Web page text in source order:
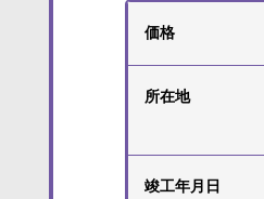
価格
所在地
竣工年月日